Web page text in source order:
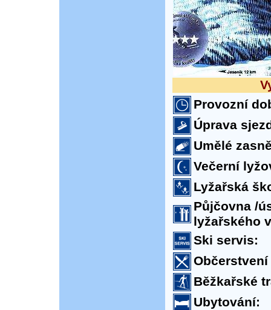
Provozní
Úprava
Umělé
Večerní
Lyžařská
Půjčovna /
lyžařského
Ski servis:
Běžkařské
Ubytování: